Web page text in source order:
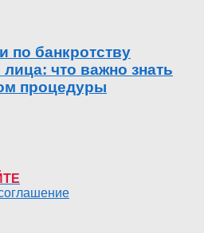
по банкротству
что важно знать
процедуры